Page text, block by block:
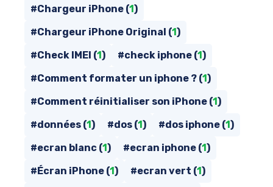
#Chargeur iPhone (1)
#Chargeur iPhone Original (1)
#Check IMEI (1) #check iphone (1)
#Comment formater un iphone ? (1)
#Comment réinitialiser son iPhone (1)
#données (1) #dos (1) #dos iphone (1)
#ecran blanc (1) #ecran iphone (1)
#Écran iPhone (1) #ecran vert (1)